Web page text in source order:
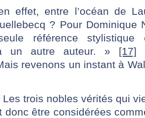
effet, entre l’océan de
? Pour Dominique
référence stylistique
un autre auteur. » [17]
revenons un instant à
Les trois nobles vérités qui
donc être considérées